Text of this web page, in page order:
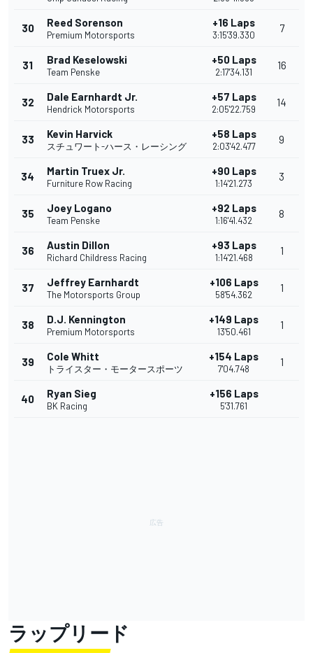
30 Reed Sorenson
Premium Motorsports
+16 Laps
3:15'39.330
7
31 Brad Keselowski
Team Penske
+50 Laps
2:17'34.131
16
32 Dale Earnhardt Jr.
Hendrick Motorsports
+57 Laps
2:05'22.759
14
33 Kevin Harvick
スチュワート-ハース・レーシング
+58 Laps
2:03'42.477
9
34 Martin Truex Jr.
Furniture Row Racing
+90 Laps
1:14'21.273
3
35 Joey Logano
Team Penske
+92 Laps
1:16'41.432
8
36 Austin Dillon
Richard Childress Racing
+93 Laps
1:14'21.468
1
37 Jeffrey Earnhardt
The Motorsports Group
+106 Laps
58'54.362
1
38 D.J. Kennington
Premium Motorsports
+149 Laps
13'50.461
1
39 Cole Whitt
トライスター・モータースポーツ
+154 Laps
7'04.748
1
40 Ryan Sieg
BK Racing
+156 Laps
5'31.761
ラップリード